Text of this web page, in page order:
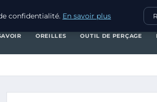
OUTIL DE
OREILLES OUTIL DE PERÇAGE
confidentialité. En savoir plus